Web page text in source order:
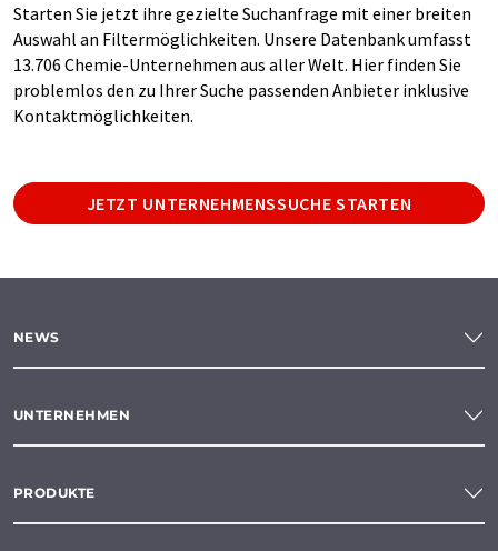
Starten Sie jetzt ihre gezielte Suchanfrage mit einer breiten
Auswahl an Filtermöglichkeiten. Unsere Datenbank umfasst
13.706 Chemie-Unternehmen aus aller Welt. Hier finden Sie
problemlos den zu Ihrer Suche passenden Anbieter inklusive
Kontaktmöglichkeiten.
JETZT UNTERNEHMENSSUCHE STARTEN
NEWS
UNTERNEHMEN
PRODUKTE